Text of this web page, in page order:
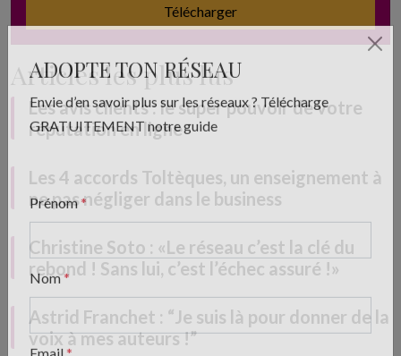
ADOPTE TON RÉSEAU
Envie d’en savoir plus sur les réseaux ? Télécharge
GRATUITEMENT notre guide
Prénom*
Nom*
Télécharger
Articles les plus lus
Les avis clients : le super pouvoir de votre
réputation en ligne
Les 4 accords Toltèques, un enseignement à
ne pas négliger dans le business
Christine Soto : «Le réseau c’est la clé du
rebond ! Sans lui, c’est l’échec assuré !»
Astrid Franchet : “Je suis là pour donner de la
voix à mes auteurs !”